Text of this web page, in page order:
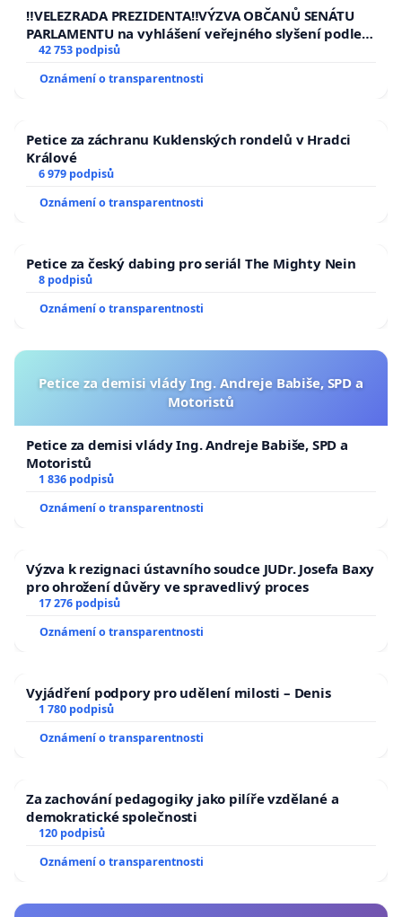
republiky
‼️VELEZRADA PREZIDENTA‼️VÝZVA OBČANŮ SENÁTU
PARLAMENTU na vyhlášení veřejného slyšení podle §
144 jednacího řádu Senátu k návrhu na přijetí
usnesení k podání ústavní žaloby na prezidenta
republiky
42 753 podpisů
Oznámení o transparentnosti
Petice za záchranu Kuklenských rondelů v Hradci
Králové
6 979 podpisů
Oznámení o transparentnosti
Petice za český dabing pro seriál The Mighty Nein
8 podpisů
Oznámení o transparentnosti
Petice za demisi vlády Ing. Andreje Babiše, SPD a
Motoristů
Petice za demisi vlády Ing. Andreje Babiše, SPD a
Motoristů
1 836 podpisů
Oznámení o transparentnosti
Výzva k rezignaci ústavního soudce JUDr. Josefa Baxy
pro ohrožení důvěry ve spravedlivý proces
17 276 podpisů
Oznámení o transparentnosti
Vyjádření podpory pro udělení milosti – Denis
1 780 podpisů
Oznámení o transparentnosti
Za zachování pedagogiky jako pilíře vzdělané a
demokratické společnosti
120 podpisů
Oznámení o transparentnosti